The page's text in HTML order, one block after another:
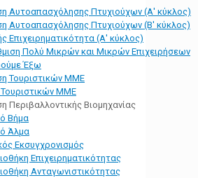
Αυτοαπασχόλησης Πτυχιούχων (Α' κύκλος)
Αυτοαπασχόλησης Πτυχιούχων (Β' κύκλος)
Επιχειρηματικότητα (Α' κύκλος)
Πολύ Μικρών και Μικρών Επιχειρήσεων
Έξω
Τουριστικών ΜΜΕ
Τουριστικών ΜΜΕ
Περιβαλλοντικής Βιομηχανίας
Βήμα
Άλμα
Εκσυγχρονισμός
Eπιχειρηματικότητας
Ανταγωνιστικότητας